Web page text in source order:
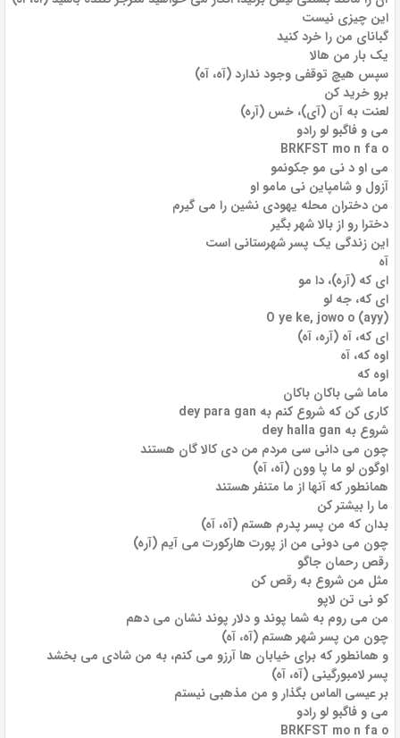
این چیزی نیست
گبانای من را خرد کنید
یک بار من هالا
سپس هیچ توقفی وجود ندارد (آه، آه)
برو خرید کن
لعنت به آن (آی)، خس (آره)
می و فاگبو لو رادو
BRKFST mo n fa o
می او د نی مو جکونمو
آزول و شامپاین نی مامو او
من دختران محله یهودی نشین را می گیرم
دخترا رو از بالا شهر بگیر
این زندگی یک پسر شهرستانی است
آه
ای که (آره)، دا مو
ای که، جه لو
O ye ke, jowo o (ayy)
ای که، آه (آره، آه)
اوه که، آه
اوه که
ماما شی باکان باکان
کاری کن که شروع کنم به dey para gan
شروع به dey halla gan
چون می دانی سی مردم من دی کالا گان هستند
اوگون لو ما پا وون (آه، آه)
همانطور که آنها از ما متنفر هستند
ما را بیشتر کن
بدان که من پسر پدرم هستم (آه، آه)
چون می دونی من از پورت هارکورت می آیم (آره)
رقص رحمان جاگو
مثل من شروع به رقص کن
کو نی تن لاپو
من می روم به شما پوند و دلار پوند نشان می دهم
چون من پسر شهر هستم (آه، آه)
و همانطور که برای خیابان ها آرزو می کنم، به من شادی می بخشد
پسر لامبورگینی (آه، آه)
بر عیسی الماس بگذار و من مذهبی نیستم
می و فاگبو لو رادو
BRKFST mo n fa o